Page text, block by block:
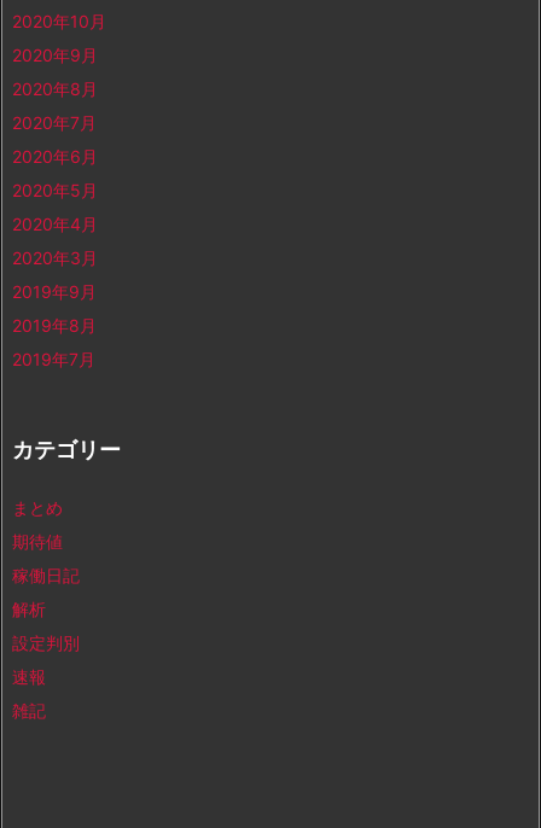
2020年10月
2020年9月
2020年8月
2020年7月
2020年6月
2020年5月
2020年4月
2020年3月
2019年9月
2019年8月
2019年7月
カテゴリー
まとめ
期待値
稼働日記
解析
設定判別
速報
雑記